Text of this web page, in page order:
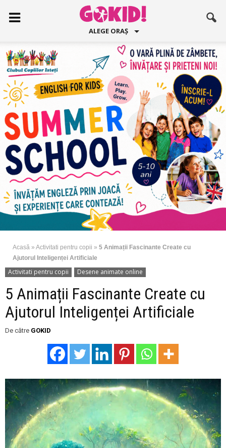
ALEGE ORAȘ
Acasă » Activitati pentru copii » 5 Animații Fascinante Create cu
Ajutorul Inteligenței Artificiale
Activitati pentru copii Desene animate online
5 Animații Fascinante Create cu
Ajutorul Inteligenței Artificiale
De către GOKID